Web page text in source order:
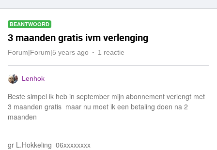
BEANTWOORD
3 maanden gratis ivm verlenging
Forum|Forum|5 years ago 1 reactie
Lenhok
Beste simpel ik heb in september mijn abonnement verlengt met
3 maanden gratis maar nu moet ik een betaling doen na 2
maanden
gr L.Hokkeling 06xxxxxxxx